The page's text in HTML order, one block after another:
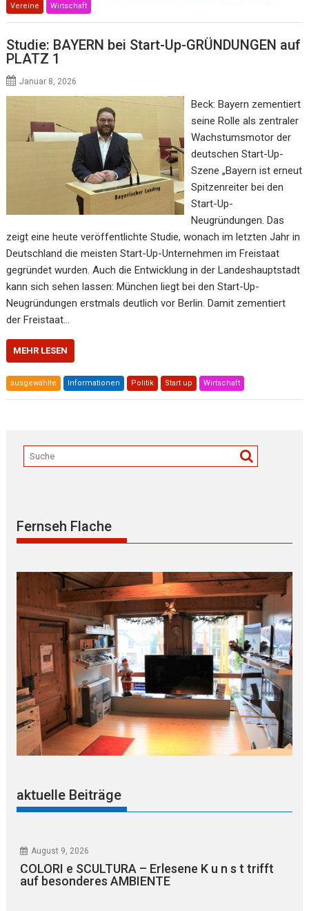
Vereine Wirtschaft
Studie: BAYERN bei Start-Up-GRÜNDUNGEN auf
PLATZ 1
Januar 8, 2026
Beck: Bayern zementiert
seine Rolle als zentraler
Wachstumsmotor der
deutschen Start-Up-
Szene „Bayern ist erneut
Spitzenreiter bei den
Start-Up-
Neugründungen. Das
zeigt eine heute veröffentlichte Studie, wonach im letzten Jahr in
Deutschland die meisten Start-Up-Unternehmen im Freistaat
gegründet wurden. Auch die Entwicklung in der Landeshauptstadt
kann sich sehen lassen: München liegt bei den Start-Up-
Neugründungen erstmals deutlich vor Berlin. Damit zementiert
der Freistaat…
MEHR LESEN
ausgewählte Informationen Politik Start up Wirtschaft
Fernseh Flache
aktuelle Beiträge
August 9, 2026
COLORI e SCULTURA – Erlesene K u n s t trifft
auf besonderes AMBIENTE